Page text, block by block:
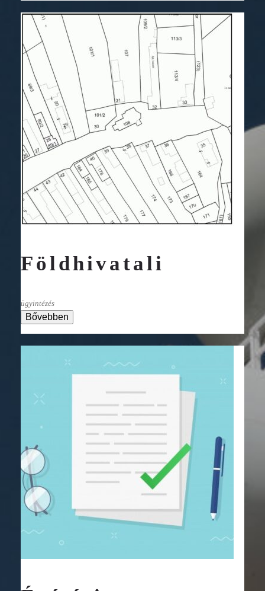
mentek végbe.
Földhivatali
ügyintézés
Bővebben